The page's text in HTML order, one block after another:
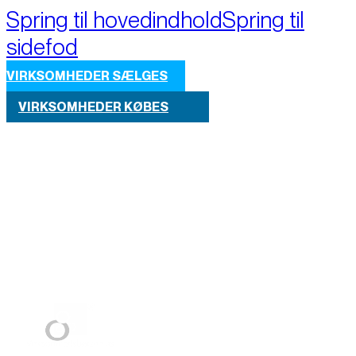
Spring til hovedindholdSpring til
sidefod
VIRKSOMHEDER SÆLGES
VIRKSOMHEDER KØBES